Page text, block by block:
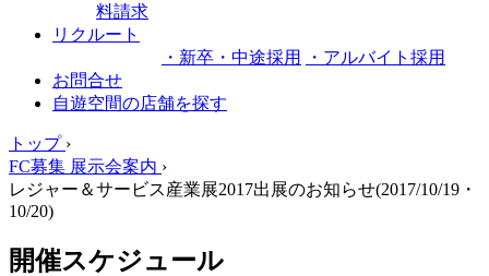
料請求
リクルート
・新卒・中途採用
・アルバイト採用
お問合せ
自遊空間の店舗を探す
トップ ›
FC募集 展示会案内 ›
レジャー＆サービス産業展2017出展のお知らせ(2017/10/19・
10/20)
開催スケジュール